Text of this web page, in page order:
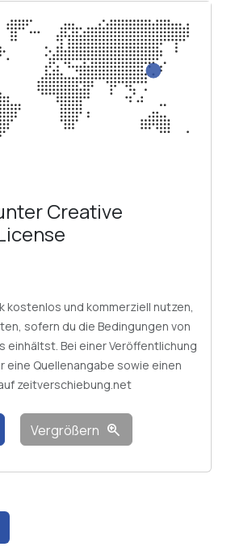
Creative
kostenlos und kommerziell nutzen,
sofern du die Bedingungen von
einhältst. Bei einer Veröffentlichung
eine Quellenangabe sowie einen
zeitverschiebung.net
Vergrößern zoom_in